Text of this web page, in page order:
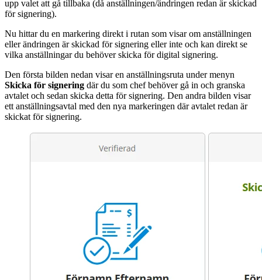
upp valet att gå tillbaka (då anställningen/ändringen redan är skickad
för signering).
Nu hittar du en markering direkt i rutan som visar om anställningen
eller ändringen är skickad för signering eller inte och kan direkt se
vilka anställningar du behöver skicka för digital signering.
Den första bilden nedan visar en anställningsruta under menyn
Skicka för signering där du som chef behöver gå in och granska
avtalet och sedan skicka detta för signering. Den andra bilden visar
ett anställningsavtal med den nya markeringen där avtalet redan är
skickat för signering.